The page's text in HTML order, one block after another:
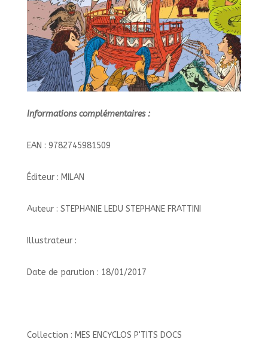
Informations complémentaires :
EAN : 9782745981509
Éditeur : MILAN
Auteur : STEPHANIE LEDU STEPHANE FRATTINI
Illustrateur :
Date de parution : 18/01/2017
Collection : MES ENCYCLOS P'TITS DOCS